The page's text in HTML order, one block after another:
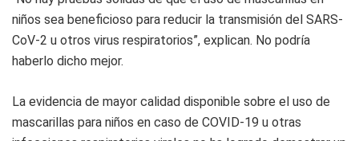
niños sea beneficioso para reducir la transmisión del SARS-
CoV-2 u otros virus respiratorios”, explican. No podría
haberlo dicho mejor.
La evidencia de mayor calidad disponible sobre el uso de
mascarillas para niños en caso de COVID-19 u otras